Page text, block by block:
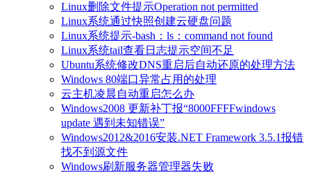
Linux删除文件提示Operation not permitted
Linux系统通过快照创建云硬盘问题
Linux系统提示-bash：ls：command not found
Linux系统tail查看日志提示空间不足
Ubuntu系统修改DNS重启后自动还原的处理方法
Windows 80端口异常占用的处理
云主机凌晨自动重启怎么办
Windows2008 更新补丁报“8000FFFFwindows
update 遇到未知错误”
Windows2012&2016安装.NET Framework 3.5.1报错
找不到源文件
Windows刷新服务器管理器失败